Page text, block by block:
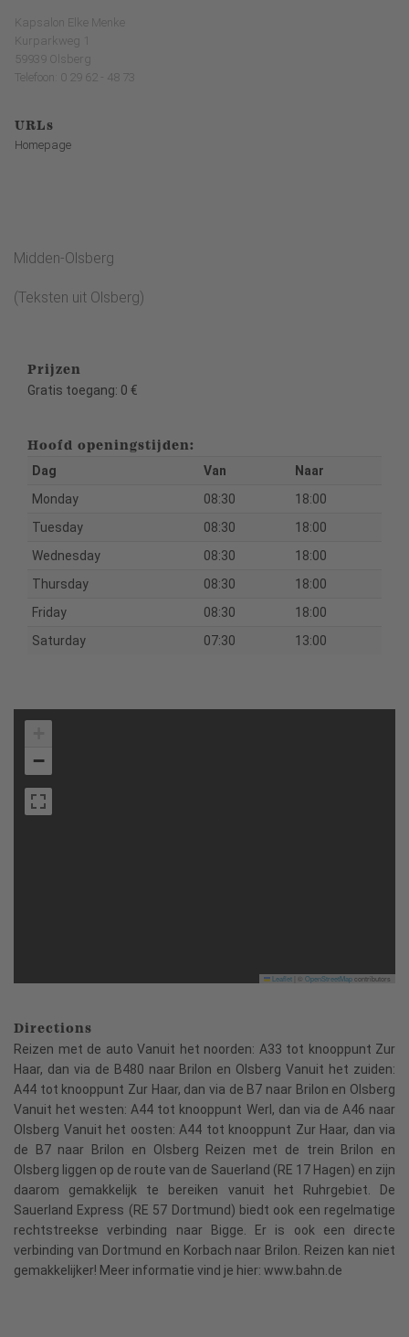
Kapsalon Elke Menke
Kurparkweg 1
59939 Olsberg
Telefoon: 0 29 62 - 48 73
URLs
Homepage
Midden-Olsberg
(Teksten uit Olsberg)
Prijzen
Gratis toegang: 0 €
Hoofd openingstijden:
Dag Van
Naar
Monday
08:30
18:00
Tuesday
08:30
18:00
Wednesday
08:30
18:00
Thursday
08:30
18:00
Friday
08:30
18:00
Saturday
07:30 13:00
−
Leaflet OpenStreetMapcontributors
Directions
Reizen met de auto Vanuit het noorden: A33 tot knooppunt Zur
Haar, dan via de B480 naar Brilon en Olsberg Vanuit het zuiden:
A44 tot knooppunt Zur Haar, dan via de B7 naar Brilon en Olsberg
Vanuit het westen: A44 tot knooppunt Werl, dan via de A46 naar
Olsberg Vanuit het oosten: A44 tot knooppunt Zur Haar, dan via
de B7 naar Brilon en Olsberg Reizen met de trein Brilon en
Olsberg liggen op de route van de Sauerland (RE 17 Hagen) en zijn
daarom gemakkelijk te bereiken vanuit het Ruhrgebiet. De
Sauerland Express (RE 57 Dortmund) biedt ook een regelmatige
rechtstreekse verbinding naar Bigge. Er is ook een directe
verbinding van Dortmund en Korbach naar Brilon. Reizen kan niet
gemakkelijker! Meer informatie vind je hier: www.bahn.de